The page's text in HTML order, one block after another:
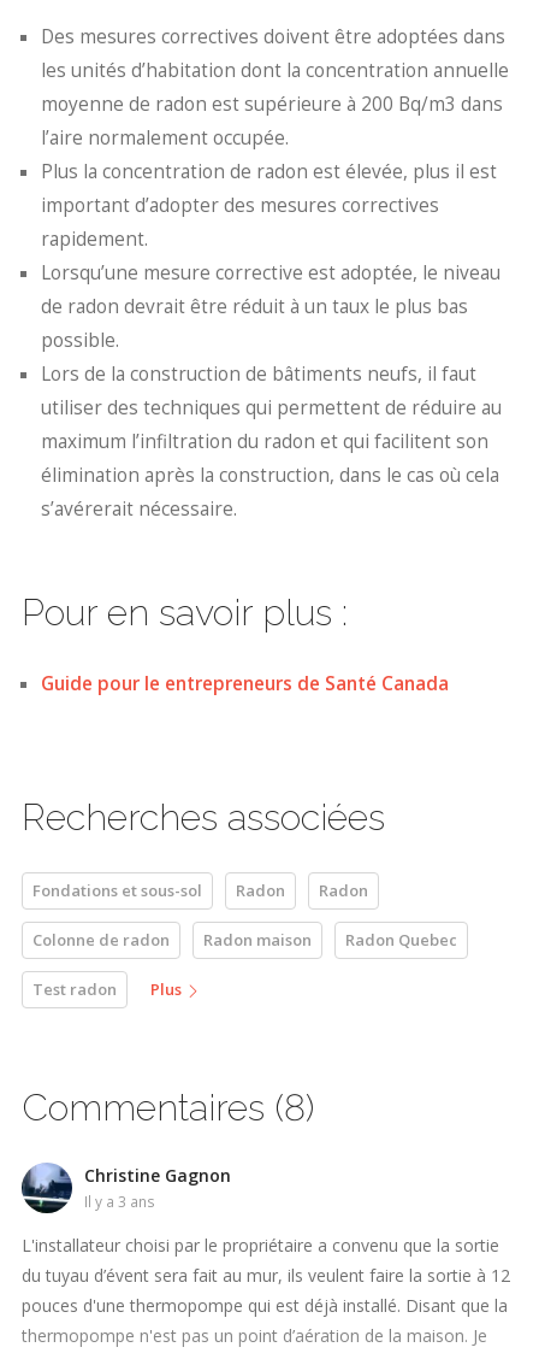
Des mesures correctives doivent être adoptées dans
les unités d’habitation dont la concentration annuelle
moyenne de radon est supérieure à 200 Bq/m3 dans
l’aire normalement occupée.
Plus la concentration de radon est élevée, plus il est
important d’adopter des mesures correctives
rapidement.
Lorsqu’une mesure corrective est adoptée, le niveau
de radon devrait être réduit à un taux le plus bas
possible.
Lors de la construction de bâtiments neufs, il faut
utiliser des techniques qui permettent de réduire au
maximum l’infiltration du radon et qui facilitent son
élimination après la construction, dans le cas où cela
s’avérerait nécessaire.
Pour en savoir plus :
Guide pour le entrepreneurs de Santé Canada
Recherches associées
Fondations et sous-sol Radon Radon
Colonne de radon Radon maison Radon Quebec
Test radon Plus
Commentaires (8)
Christine Gagnon
il y a 3 ans
L'installateur choisi par le propriétaire a convenu que la sortie
du tuyau d’évent sera fait au mur, ils veulent faire la sortie à 12
pouces d'une thermopompe qui est déjà installé. Disant que la
thermopompe n'est pas un point d’aération de la maison. Je